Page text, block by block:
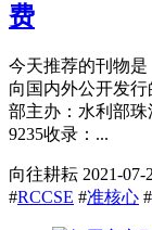
费
今天推荐的刊物
向国内外公开发
部主办：水利部珠
9235收录：...
向往耕耘 2021-07-
#RCCSE #准核心 #